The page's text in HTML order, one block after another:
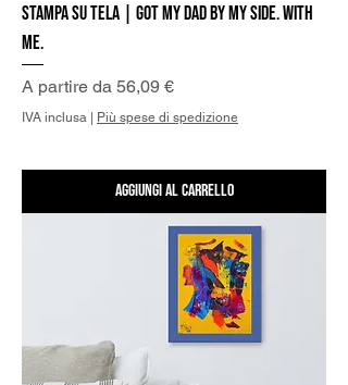
Stampa su Tela | Got my Dad by my side. With
me.
A partire da 56,09 €
Prezzo scontato
IVA inclusa | Più spese di spedizione
Aggiungi al carrello